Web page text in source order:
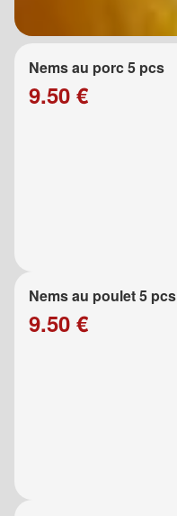
Nems au porc 5 pcs
9.50 €
Nems au poulet 5 pcs
9.50 €